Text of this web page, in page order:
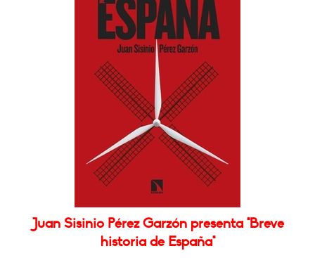
Juan Sisinio Pérez Garzón presenta "Breve
historia de España"